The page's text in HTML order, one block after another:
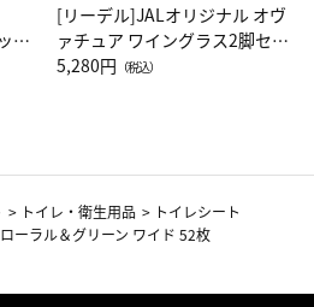
グ
[リーデル]JALオリジナル オヴ
ァチュア ワイングラス2脚セッ
ト（レッドワイン）
5,280円 （税込）
> トイレ・衛生用品 > トイレシート
ーラル＆グリーン ワイド 52枚